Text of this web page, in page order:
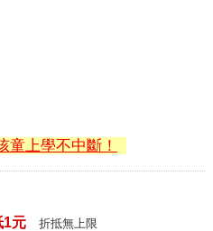
童上學不中斷！
1元 折抵無上限